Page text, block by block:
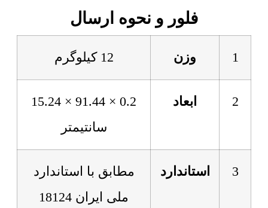
فلور و نحوه ارسال
1 وزن 12 کیلوگرم
2 ابعاد
0.2 × 91.44 × 15.24
سانتیمتر
3 استاندارد
مطابق با استاندارد
ملی ایران 18124